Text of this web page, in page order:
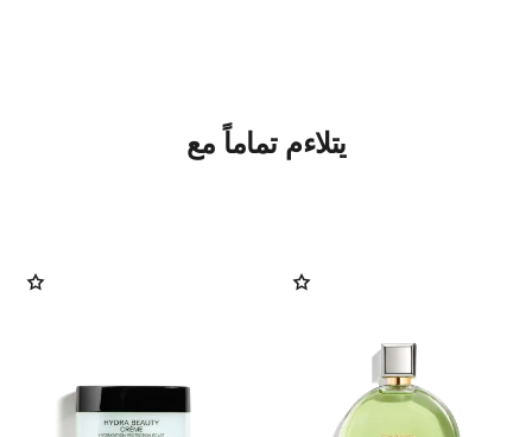
يتلاءم تماماً مع